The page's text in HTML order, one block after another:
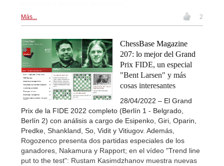
Más... 2
ChessBase Magazine
207: lo mejor del Grand
Prix FIDE, un especial
"Bent Larsen" y más
cosas interesantes
28/04/2022 – El Grand
Prix de la FIDE 2022 completo (Berlín 1 - Belgrado,
Berlín 2) con análisis a cargo de Esipenko, Giri, Oparin,
Predke, Shankland, So, Vidit y Vitiugov. Además,
Rogozenco presenta dos partidas especiales de los
ganadores, Nakamura y Rapport; en el vídeo "Trend line
put to the test": Rustam Kasimdzhanov muestra nuevas